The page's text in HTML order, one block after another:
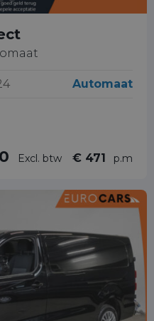
Automaat
Excl. btw € 471 p.m